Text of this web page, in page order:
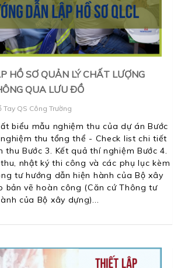
HỒ SƠ QUẢN LÝ CHẤT LƯỢNG
QUA LƯU ĐỒ
Tay QS Công Trường
biểu mẫu nghiệm thu của dự án Bước
thu tổng thể - Check list chi tiết
thu Bước 3. Kết quả thí nghiệm Bước 4.
nhật ký thi công và các phụ lục kèm
tư hướng dẫn hiện hành của Bộ xây
bản vẽ hoàn công (Căn cứ Thông tư
của Bộ xây dựng)